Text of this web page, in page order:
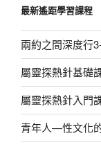
o
k
p
字:
最新遙距學習課程
兩約之間深度行
屬靈探熱針基礎
屬靈探熱針入門
青年人—性文化